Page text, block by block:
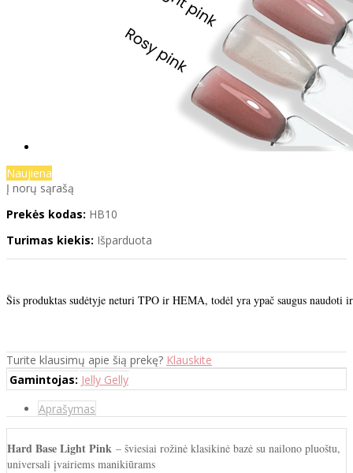
Naujiena
Į norų sąrašą
Prekės kodas: HB10
Turimas kiekis: Išparduota
Šis produktas sudėtyje neturi TPO ir HEMA, todėl yra ypač saugus naudoti
Turite klausimų apie šią prekę? Klauskite
Gamintojas: Jelly Gelly
Aprašymas
Hard Base Light Pink – šviesiai rožinė klasikinė bazė su nailono pluoštu,
universali įvairiems manikiūrams